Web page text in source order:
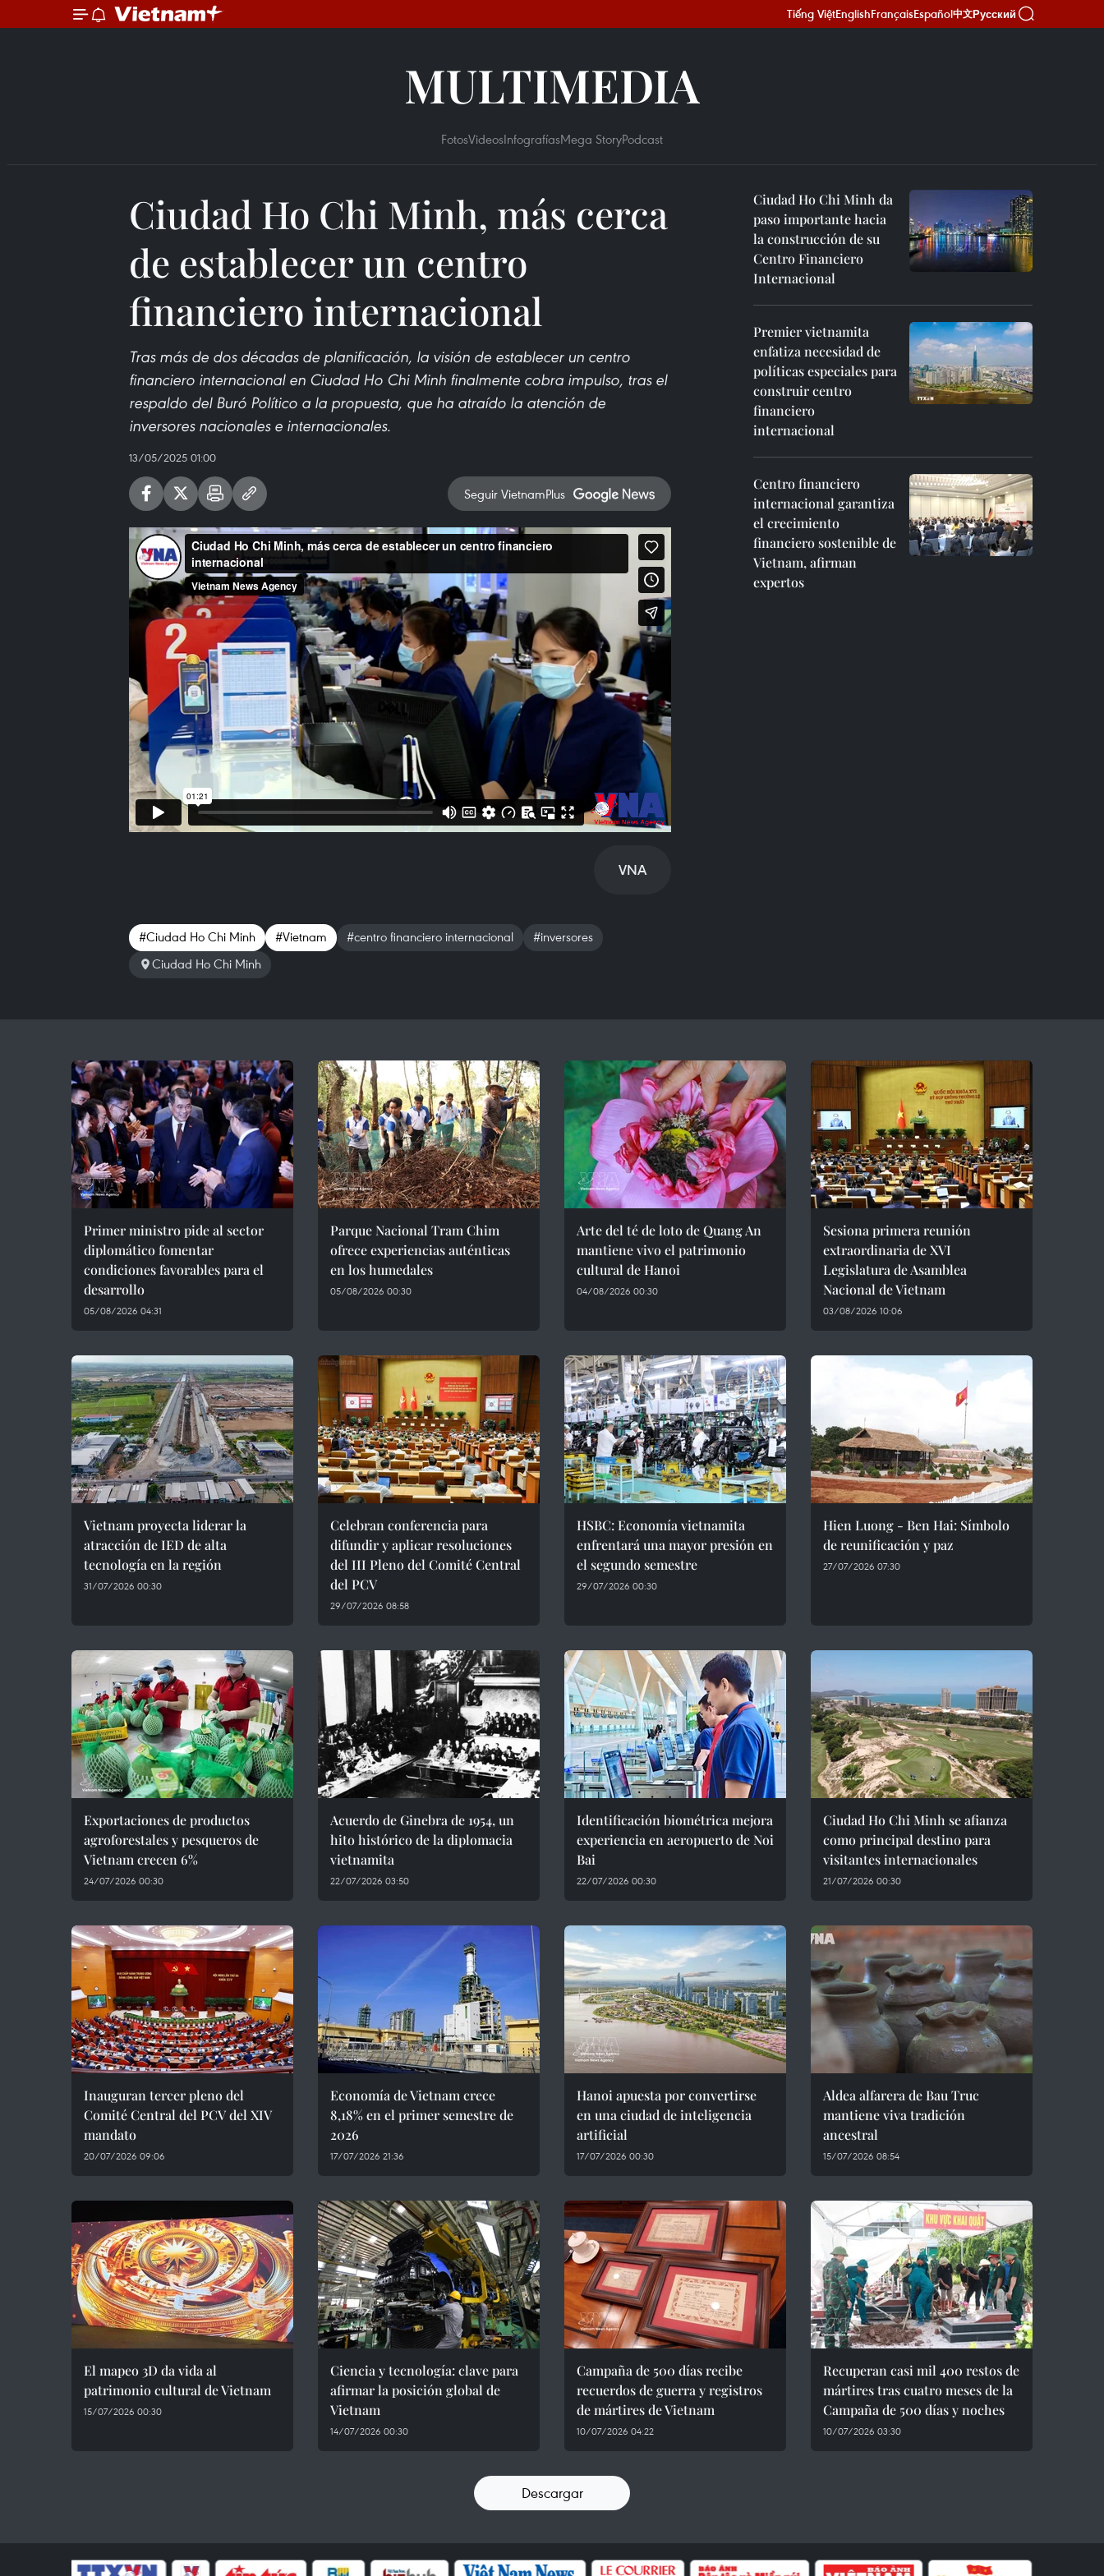
Tiếng ViệtEnglishFrançaisEspañol中文Русский
MULTIMEDIA
FotosVideosInfografíasMega StoryPodcast
Ciudad Ho Chi Minh, más cerca
de establecer un centro
financiero internacional
Tras más de dos décadas de planificación, la visión de establecer un centro
financiero internacional en Ciudad Ho Chi Minh finalmente cobra impulso, tras el
respaldo del Buró Político a la propuesta, que ha atraído la atención de
inversores nacionales e internacionales.
13/05/2025 01:00
Seguir VietnamPlus
VNA
#Ciudad Ho Chi Minh #Vietnam #centro financiero internacional
#inversores
Ciudad Ho Chi Minh
Ciudad Ho Chi Minh da
paso importante hacia
la construcción de su
Centro Financiero
Internacional
Premier vietnamita
enfatiza necesidad de
políticas especiales para
construir centro
financiero
internacional
Centro financiero
internacional garantiza
el crecimiento
financiero sostenible de
Vietnam, afirman
expertos
Primer ministro pide al sector
diplomático fomentar
condiciones favorables para el
desarrollo
05/08/2026 04:31
Parque Nacional Tram Chim
ofrece experiencias auténticas
en los humedales
05/08/2026 00:30
Arte del té de loto de Quang An
mantiene vivo el patrimonio
cultural de Hanoi
04/08/2026 00:30
Sesiona primera reunión
extraordinaria de XVI
Legislatura de Asamblea
Nacional de Vietnam
03/08/2026 10:06
Vietnam proyecta liderar la
atracción de IED de alta
tecnología en la región
31/07/2026 00:30
Celebran conferencia para
difundir y aplicar resoluciones
del III Pleno del Comité Central
del PCV
29/07/2026 08:58
HSBC: Economía vietnamita
enfrentará una mayor presión en
el segundo semestre
29/07/2026 00:30
Hien Luong - Ben Hai: Símbolo
de reunificación y paz
27/07/2026 07:30
Exportaciones de productos
agroforestales y pesqueros de
Vietnam crecen 6%
24/07/2026 00:30
Acuerdo de Ginebra de 1954, un
hito histórico de la diplomacia
vietnamita
22/07/2026 03:50
Identificación biométrica mejora
experiencia en aeropuerto de Noi
Bai
22/07/2026 00:30
Ciudad Ho Chi Minh se afianza
como principal destino para
visitantes internacionales
21/07/2026 00:30
Inauguran tercer pleno del
Comité Central del PCV del XIV
mandato
20/07/2026 09:06
Economía de Vietnam crece
8,18% en el primer semestre de
2026
17/07/2026 21:36
Hanoi apuesta por convertirse
en una ciudad de inteligencia
artificial
17/07/2026 00:30
Aldea alfarera de Bau Truc
mantiene viva tradición
ancestral
15/07/2026 08:54
El mapeo 3D da vida al
patrimonio cultural de Vietnam
15/07/2026 00:30
Ciencia y tecnología: clave para
afirmar la posición global de
Vietnam
14/07/2026 00:30
Campaña de 500 días recibe
recuerdos de guerra y registros
de mártires de Vietnam
10/07/2026 04:22
Recuperan casi mil 400 restos de
mártires tras cuatro meses de la
Campaña de 500 días y noches
10/07/2026 03:30
Descargar